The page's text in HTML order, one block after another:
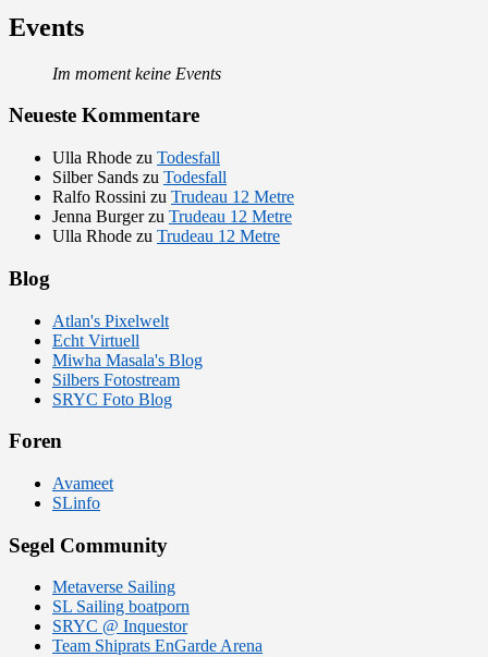
Events
Im moment keine Events
Neueste Kommentare
Ulla Rhode zu Todesfall
Silber Sands zu Todesfall
Ralfo Rossini zu Trudeau 12 Metre
Jenna Burgerzu Trudeau 12 Metre
Ulla Rhode zu Trudeau 12 Metre
Blog
Atlan's Pixelwelt
Echt Virtuell
Miwha Masala's Blog
Silbers Fotostream
SRYC Foto Blog
Foren
Avameet
SLinfo
Segel Community
Metaverse Sailing
SL Sailing boatporn
SRYC @ Inquestor
Team Shiprats EnGarde Arena